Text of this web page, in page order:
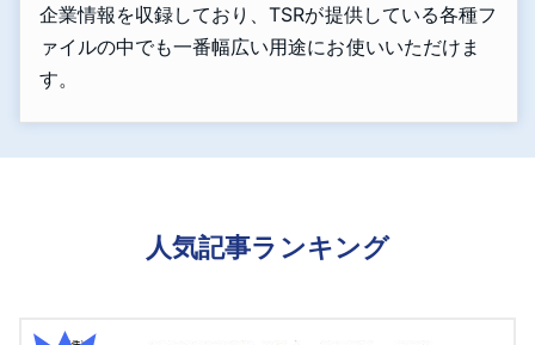
企業情報を収録しており、TSRが提供している各種フ
ァイルの中でも一番幅広い用途にお使いいただけま
す。
人気記事ランキング